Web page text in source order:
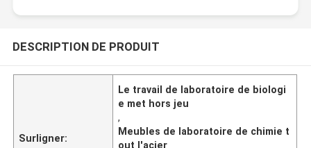
DESCRIPTION DE PRODUIT
Surligner:
Le travail de laboratoire de biologi
e met hors jeu
,
Meubles de laboratoire de chimie t
out l'acier